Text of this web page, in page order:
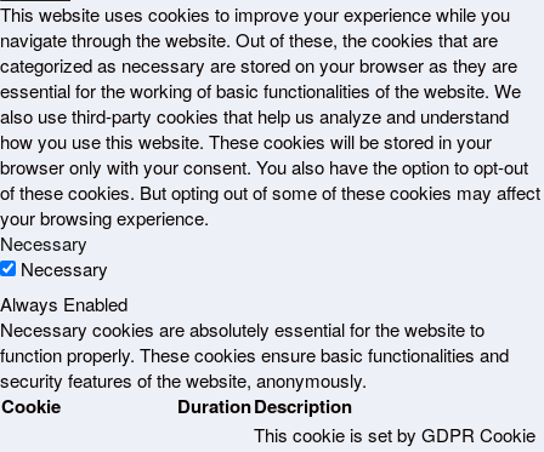
This website uses cookies to improve your experience while you
navigate through the website. Out of these, the cookies that are
categorized as necessary are stored on your browser as they are
essential for the working of basic functionalities of the website. We
also use third-party cookies that help us analyze and understand
how you use this website. These cookies will be stored in your
browser only with your consent. You also have the option to opt-out
of these cookies. But opting out of some of these cookies may affect
your browsing experience.
Necessary
Necessary
Always Enabled
Necessary cookies are absolutely essential for the website to
function properly. These cookies ensure basic functionalities and
security features of the website, anonymously.
Cookie DurationDescription
This cookie is set by GDPR Cookie